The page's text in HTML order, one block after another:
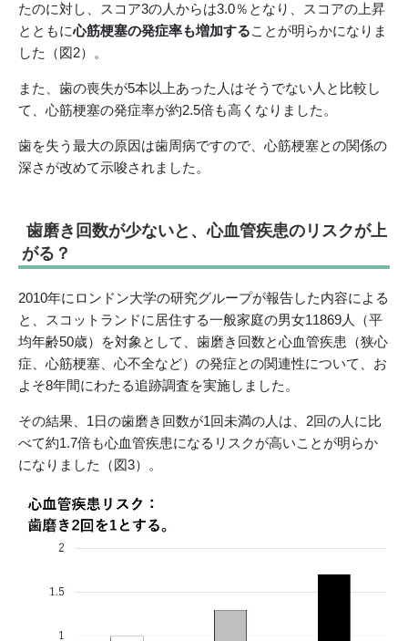
たのに対し、スコア3の人からは3.0％となり、スコアの上昇
とともに心筋梗塞の発症率も増加することが明らかになりま
した（図2）。
また、歯の喪失が5本以上あった人はそうでない人と比較し
て、心筋梗塞の発症率が約2.5倍も高くなりました。
歯を失う最大の原因は歯周病ですので、心筋梗塞との関係の
深さが改めて示唆されました。
歯磨き回数が少ないと、心血管疾患のリスクが上
がる？
2010年にロンドン大学の研究グループが報告した内容による
と、スコットランドに居住する一般家庭の男女11869人（平
均年齢50歳）を対象として、歯磨き回数と心血管疾患（狭心
症、心筋梗塞、心不全など）の発症との関連性について、お
よそ8年間にわたる追跡調査を実施しました。
その結果、1日の歯磨き回数が1回未満の人は、2回の人に比
べて約1.7倍も心血管疾患になるリスクが高いことが明らか
になりました（図3）。